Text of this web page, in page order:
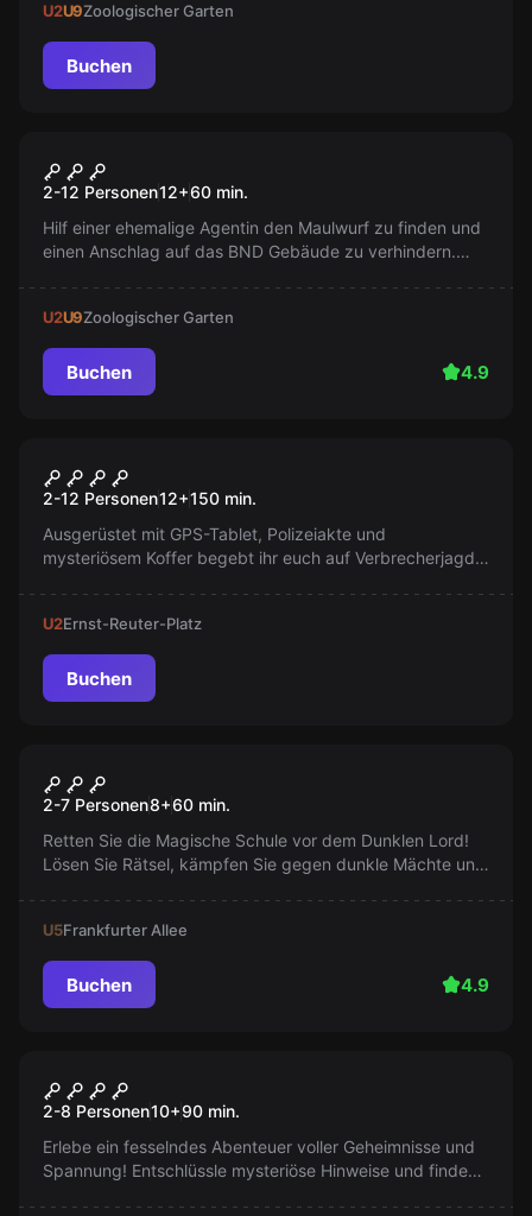
U2U9Zoologischer Garten
Buchen
Secret Service
2-12 Personen12+60 min.
Hilf einer ehemalige Agentin den Maulwurf zu finden und
einen Anschlag auf das BND Gebäude zu verhindern.
U2U9Zoologischer Garten
Buchen 4.9
Mord am Bischof
2-12 Personen12+150 min.
Ausgerüstet mit GPS-Tablet, Polizeiakte und
mysteriösem Koffer begebt ihr euch auf Verbrecherjagd
U2Ernst-Reuter-Platz
Buchen
Harrys Zauberschule
2-7 Personen8+60 min.
Retten Sie die Magische Schule vor dem Dunklen Lord!
Lösen Sie Rätsel, kämpfen Sie gegen dunkle Mächte und
U5Frankfurter Allee
Buchen 4.9
Neu
Safe House
2-8 Personen10+90 min.
Erlebe ein fesselndes Abenteuer voller Geheimnisse und
Spannung! Entschlüssle mysteriöse Hinweise und finde